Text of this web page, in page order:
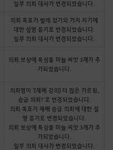
일부 의뢰 대사가 변경되었습니다.
의뢰 목표가 벌레 잡기와 가지 치기에
대한 설명 듣기로 변경되었습니다.
일부 의뢰 대사가 변경되었습니다.
의뢰 보상에 특상품 마늘 씨앗 3개가 추
가되었습니다.
의뢰명이 '[재배 강의] 더 많은 가르침,
승급 의뢰!'로 변경되었습니다.
의뢰 목표가 재배 승급 의뢰에 대한 설
명 듣기로 변경되었습니다.
의뢰 보상에 특상품 마늘 씨앗 3개가 추
가되었습니다.
일부 의뢰 대사가 변경되었습니다.